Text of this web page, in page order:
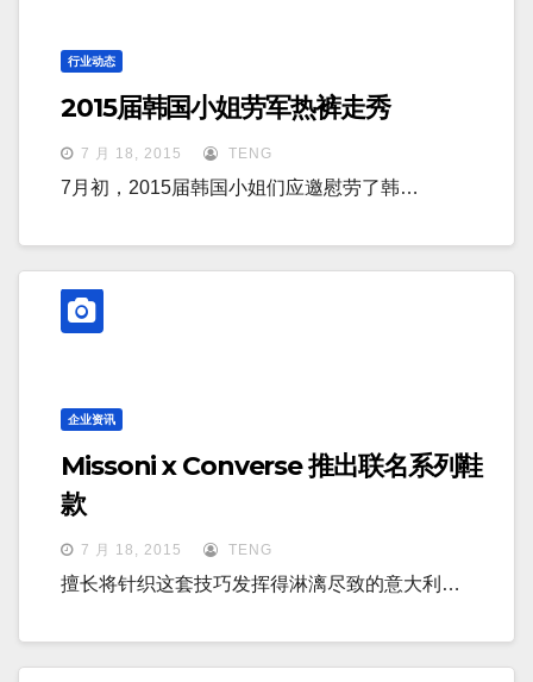
行业动态
2015届韩国小姐劳军热裤走秀
7 月 18, 2015 TENG
7月初，2015届韩国小姐们应邀慰劳了韩…
企业资讯
Missoni x Converse 推出联名系列鞋
款
7 月 18, 2015 TENG
擅长将针织这套技巧发挥得淋漓尽致的意大利…